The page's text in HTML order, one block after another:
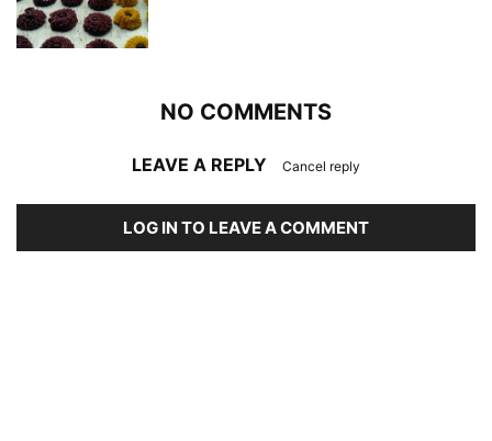
NO COMMENTS
LEAVE A REPLY Cancel reply
LOG IN TO LEAVE A COMMENT